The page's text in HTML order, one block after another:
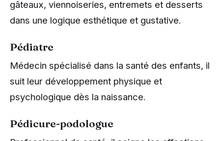
gâteaux, viennoiseries, entremets et desserts
dans une logique esthétique et gustative.
Pédiatre
Médecin spécialisé dans la santé des enfants, il
suit leur développement physique et
psychologique dès la naissance.
Pédicure-podologue